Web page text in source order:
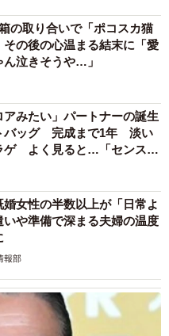
の取り合いで「ポコスカ猫
の後の心温まる結末に「愛
ん泣きそうや…」
アみたい」パートナーの誕生
バッグ 完成まで1年 淡い
ゲ よく見ると…「センスす
婚女性の半数以上が「日常よ
や準備で深まる夫婦の温度
報部